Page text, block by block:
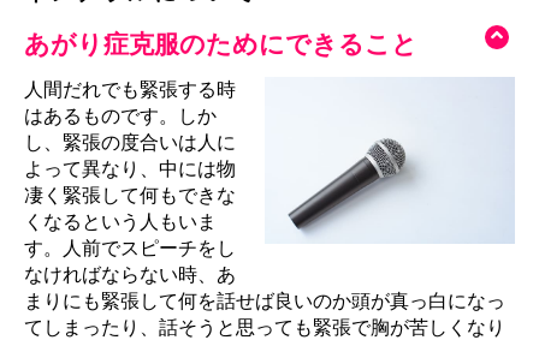
あがり症克服のためにできること
人間だれでも緊張する時
はあるものです。しか
し、緊張の度合いは人に
よって異なり、中には物
凄く緊張して何もできな
くなるという人もいま
す。人前でスピーチをし
なければならない時、あ
まりにも緊張して何を話せば良いのか頭が真っ白になっ
てしまったり、話そうと思っても緊張で胸が苦しくなり